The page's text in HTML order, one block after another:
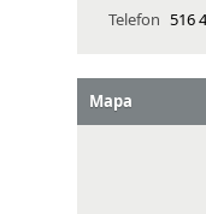
Telefon 516
Mapa